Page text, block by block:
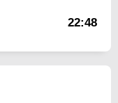
22:48